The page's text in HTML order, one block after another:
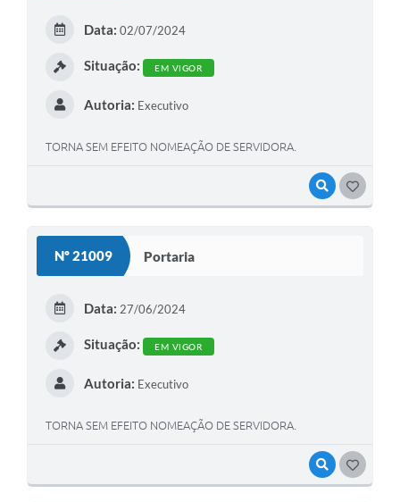
VISUALIZAR
Data: 02/07/2024
Situação: EM VIGOR
Autoria: Executivo
TORNA SEM EFEITO NOMEAÇÃO DE SERVIDORA.
Nº 21009 Portaria
VISUALIZAR
Data: 27/06/2024
Situação: EM VIGOR
Autoria: Executivo
TORNA SEM EFEITO NOMEAÇÃO DE SERVIDORA.